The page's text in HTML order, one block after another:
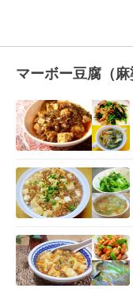
マーボー豆腐（